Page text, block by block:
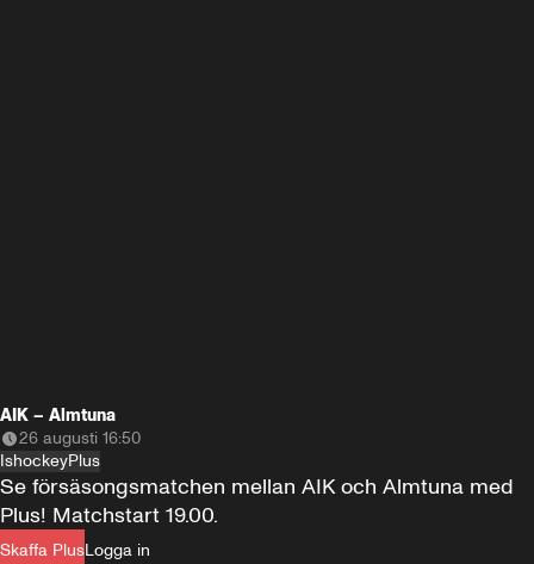
AIK – Almtuna
26 augusti 16:50
IshockeyPlus
Skaffa PlusLogga in
Se försäsongsmatchen mellan AIK och Almtuna med
Plus! Matchstart 19.00.